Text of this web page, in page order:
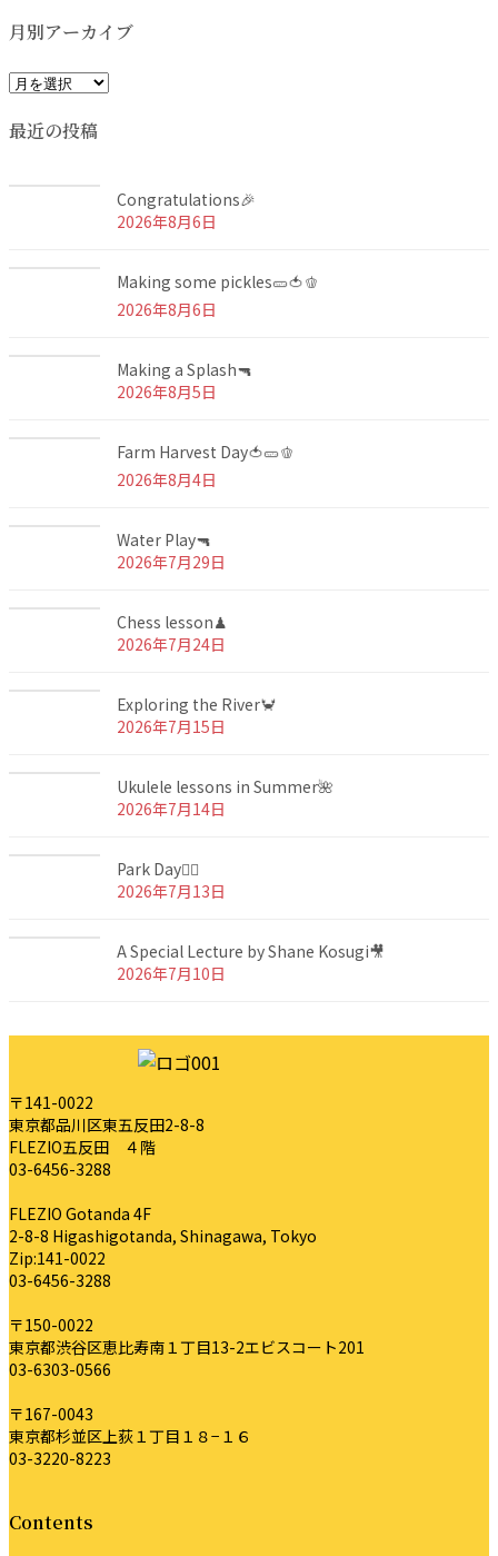
月別アーカイブ
月
ア
カ
最近の投稿
Congratulations🎉
2026年8月6日
Making some pickles🥒🍅🫑
2026年8月6日
Making a Splash🔫
2026年8月5日
Farm Harvest Day🍅🥒🫑
2026年8月4日
Water Play🔫
2026年7月29日
Chess lesson♟
2026年7月24日
Exploring the River🦀
2026年7月15日
Ukulele lessons in Summer🌺
2026年7月14日
Park Day🏃‍♂️
2026年7月13日
A Special Lecture by Shane Kosugi🎥
2026年7月10日
〒141-0022
東京都品川区東五反田2-8-8
FLEZIO五反田 ４階
03-6456-3288
FLEZIO Gotanda 4F
2-8-8 Higashigotanda, Shinagawa, Tokyo
Zip:141-0022
03-6456-3288
〒150-0022
東京都渋谷区恵比寿南１丁目13-2エビスコート201
03-6303-0566
〒167-0043
東京都杉並区上荻１丁目１８−１６
03-3220-8223
Contents